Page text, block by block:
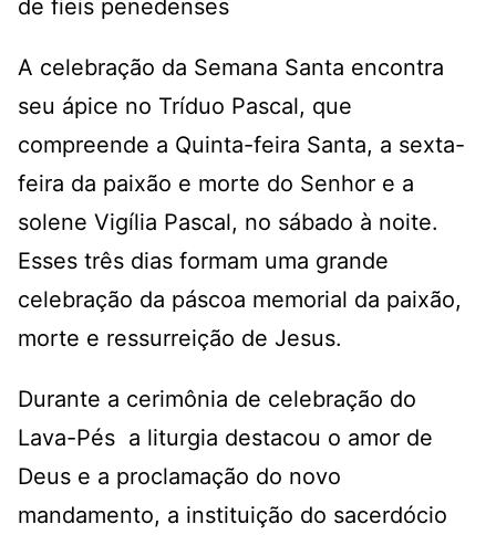
de fieis penedenses
A celebração da Semana Santa encontra
seu ápice no Tríduo Pascal, que
compreende a Quinta-feira Santa, a sexta-
feira da paixão e morte do Senhor e a
solene Vigília Pascal, no sábado à noite.
Esses três dias formam uma grande
celebração da páscoa memorial da paixão,
morte e ressurreição de Jesus.
Durante a cerimônia de celebração do
Lava-Pés a liturgia destacou o amor de
Deus e a proclamação do novo
mandamento, a instituição do sacerdócio